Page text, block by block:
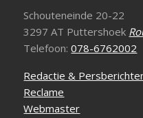
Overige vragen/
vrijwilligersbijdragen: